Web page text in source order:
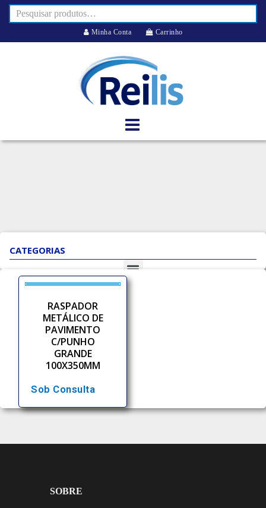
Minha Conta Carrinho
CATEGORIAS
RASPADOR
METÁLICO DE
PAVIMENTO
C/PUNHO
GRANDE
100X350MM
Sob Consulta
SOBRE